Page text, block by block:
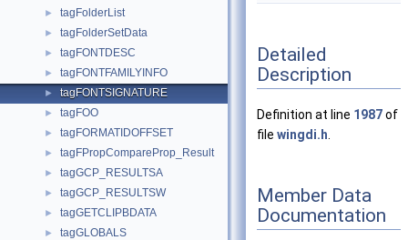
► tagFolderList
► tagFolderSetData
► tagFONTDESC
► tagFONTFAMILYINFO
► tagFONTSIGNATURE
► tagFOO
► tagFORMATIDOFFSET
► tagFPropCompareProp_Result
► tagGCP_RESULTSA
► tagGCP_RESULTSW
► tagGETCLIPBDATA
► tagGLOBALS
Detailed
Description
Definition at line 1987of
file wingdi.h
Member Data
Documentation